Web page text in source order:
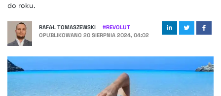
do roku.
RAFAŁ TOMASZEWSKI #REVOLUT
OPUBLIKOWANO 20 SIERPNIA 2024, 04:02